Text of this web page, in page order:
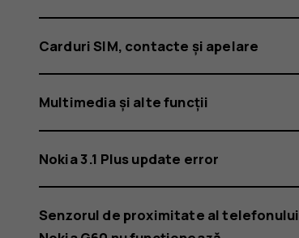
Carduri SIM, contacte și apelare
Multimedia și alte funcții
Nokia 3.1 Plus update error
Senzorul de proximitate al telefonului